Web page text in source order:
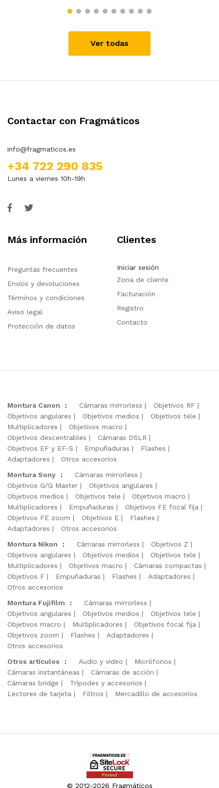
Ver todas
Contactar con Fragmáticos
info@fragmaticos.es
+34 722 290 835
Lunes a viernes 10h-19h
Más información
Preguntas frecuentes
Envíos y devoluciones
Términos y condiciones
Aviso legal
Protección de datos
Clientes
Iniciar sesión
Zona de cliente
Facturación
Registro
Contacto
Montura Canon : Cámaras mirrorless
Objetivos RF
Objetivos angulares
Objetivos medios
Objetivos tele
Multiplicadores
Objetivos macro
Objetivos descentrables
Cámaras DSLR
Objetivos EF y EF-S
Empuñaduras
Flashes
Adaptadores
Otros accesorios
Montura Sony
:
Cámaras mirrorless
Objetivos G/G Master
Objetivos angulares
Objetivos medios
Objetivos tele
Objetivos macro
Multiplicadores
Empuñaduras
Objetivos FE focal fija
Objetivos FE zoom
Objetivos E
Flashes
Adaptadores
Otros accesorios
Montura Nikon
: Cámaras mirrorless
Objetivos Z
Objetivos angulares
Objetivos medios
Objetivos tele
Multiplicadores
Objetivos macro
Cámaras compactas
Objetivos F
Empuñaduras Flashes
Adaptadores
Otros accesorios
Montura Fujifilm
:
Cámaras mirrorless
Objetivos angulares
Objetivos medios
Objetivos tele
Objetivos macro
Multiplicadores
Objetivos focal fija
Objetivos zoom
Flashes
Adaptadores
Otros accesorios
Otros artículos
: Audio y video
Micrófonos
Cámaras instantáneas
Cámaras de acción
Cámaras bridge
Trípodes y accesorios
Lectores de tarjeta
Filtros Mercadillo de accesorios
© 2012-2026 Fragmáticos